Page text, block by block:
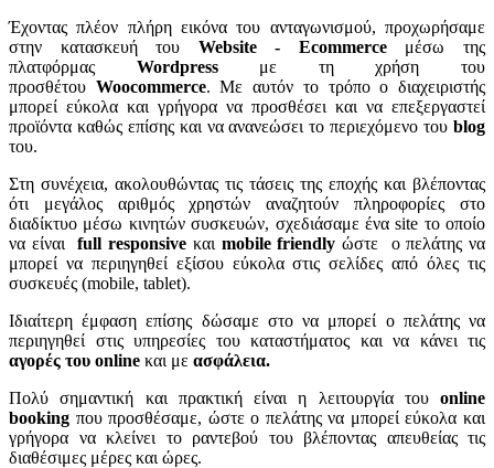
Έχοντας πλέον πλήρη εικόνα του ανταγωνισμού, προχωρήσαμε
στην κατασκευή του Website - Ecommerceμέσω της
πλατφόρμας Wordpress με τη χρήση του
προσθέτου Woocommerce. Με αυτόν το τρόπο ο διαχειριστής
μπορεί εύκολα και γρήγορα να προσθέσει και να επεξεργαστεί
προϊόντα καθώς επίσης και να ανανεώσει το περιεχόμενο του blog
του.
Στη συνέχεια, ακολουθώντας τις τάσεις της εποχής και βλέποντας
ότι μεγάλος αριθμός χρηστών αναζητούν πληροφορίες στο
διαδίκτυο μέσω κινητών συσκευών, σχεδιάσαμε ένα site το οποίο
να είναιfull responsive και mobile friendly ώστε ο πελάτης να
μπορεί να περιηγηθεί εξίσου εύκολα στις σελίδες από όλες τις
συσκευές (mobile, tablet).
Ιδιαίτερη έμφαση επίσης δώσαμε στο να μπορεί ο πελάτης να
περιηγηθεί στις υπηρεσίες του καταστήματος και να κάνει τις
αγορές του online και με ασφάλεια.
Πολύ σημαντική και πρακτική είναι η λειτουργία του online
booking που προσθέσαμε, ώστε ο πελάτης να μπορεί εύκολα και
γρήγορα να κλείνει το ραντεβού του βλέποντας απευθείας τις
διαθέσιμες μέρες και ώρες.